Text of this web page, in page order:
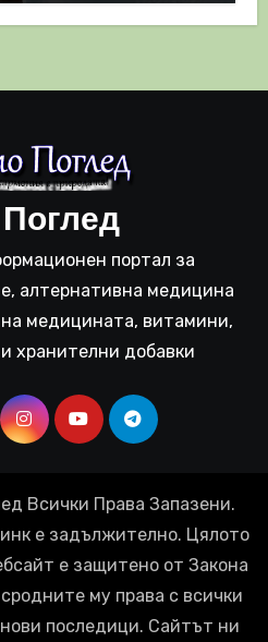
портал за
алтернативна медицина
медицината, витамини,
хранителни добавки
Всички Права Запазени.
е задължително. Цялото
е защитено от Закона
му права с всички
последици. Сайтът ни